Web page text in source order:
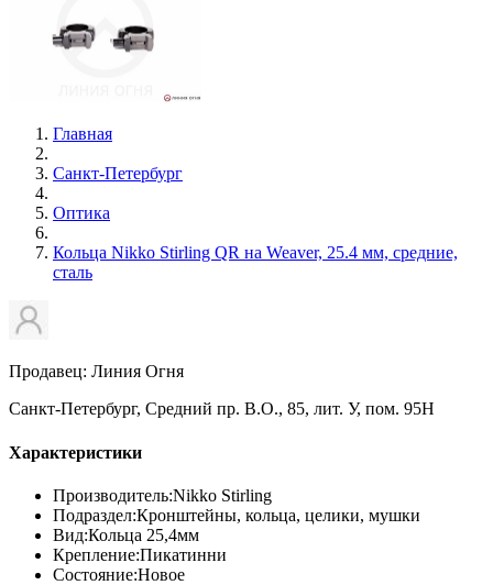
Главная
Санкт-Петербург
Оптика
Кольца Nikko Stirling QR на Weaver, 25.4 мм, средние,
сталь
Продавец: Линия Огня
Санкт-Петербург, Средний пр. В.О., 85, лит. У, пом. 95Н
Характеристики
Производитель:Nikko Stirling
Подраздел:Кронштейны, кольца, целики, мушки
Вид:Кольца 25,4мм
Крепление:Пикатинни
Состояние:Новое